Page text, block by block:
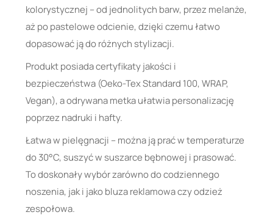
kolorystycznej – od jednolitych barw, przez melanże,
aż po pastelowe odcienie, dzięki czemu łatwo
dopasować ją do różnych stylizacji.
Produkt posiada certyfikaty jakości i
bezpieczeństwa (Oeko-Tex Standard 100, WRAP,
Vegan), a odrywana metka ułatwia personalizację
poprzez nadruki i hafty.
Łatwa w pielęgnacji – można ją prać w temperaturze
do 30°C, suszyć w suszarce bębnowej i prasować.
To doskonały wybór zarówno do codziennego
noszenia, jak i jako bluza reklamowa czy odzież
zespołowa.